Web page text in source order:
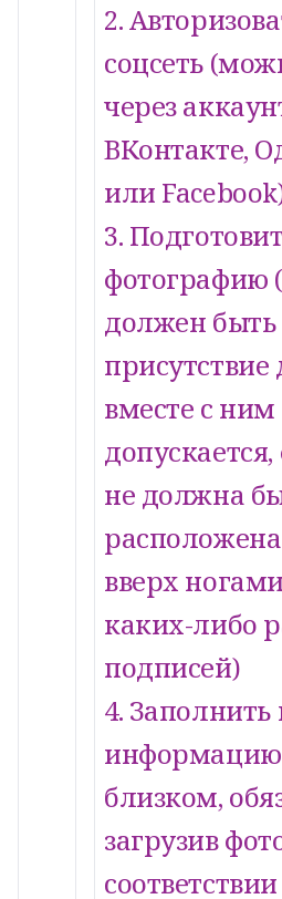
2.
соцсеть
через
ВКонтакте,
или
3.
фотографию
должен быть
вместе с ним
не должна
вверх
каких-либо
подписей)
4.
информацию
близком,
загрузив
соответствии